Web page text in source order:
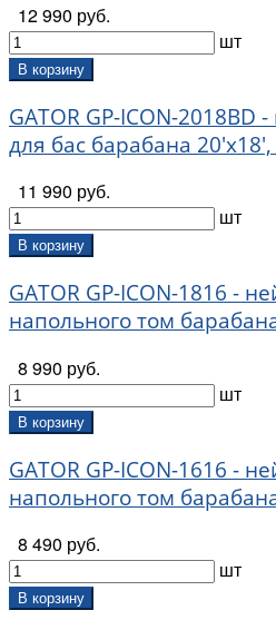
12 990 руб.
шт
В корзину
GATOR GP-ICON-
для бас барабана
11 990 руб.
шт
В корзину
GATOR GP-ICON-1816 -
напольного том
8 990 руб.
шт
В корзину
GATOR GP-ICON-1616 -
напольного том
8 490 руб.
шт
В корзину